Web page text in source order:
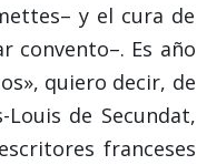
y el cura de
convento–. Es año
quiero decir, de
de Secundat,
franceses